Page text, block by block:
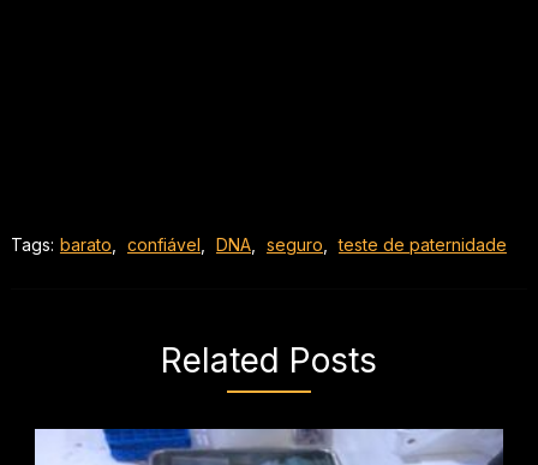
Tags: barato confiável DNA, seguro teste de paternidade
Related Posts